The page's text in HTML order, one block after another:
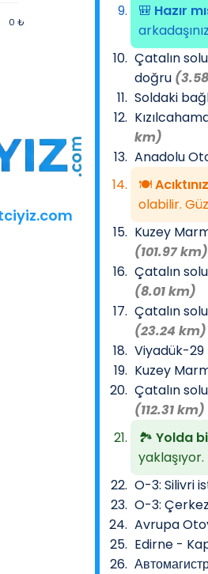
0 ₺
🎒 Hazır
Çatalın
doğru
Soldaki
km)
Anadolu
🍽️
olabilir.
Kuzey
(101.97 km)
Çatalın
(8.01 km)
Çatalın
(23.24 km)
Viyadük-
Kuzey
Çatalın
(112.31 km)
🏞️ Yolda
O-3: Silivri
O-3:
Avrupa
Edirne -